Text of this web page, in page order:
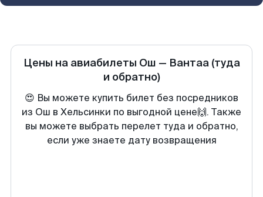
Цены на авиабилеты Ош — Вантаа (туда
и обратно)
😍 Вы можете купить билет без посредников
из Ош в Хельсинки по выгодной цене🙌. Также
вы можете выбрать перелет туда и обратно,
если уже знаете дату возвращения